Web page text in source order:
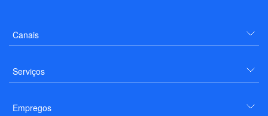
Canais
Serviços
Empregos